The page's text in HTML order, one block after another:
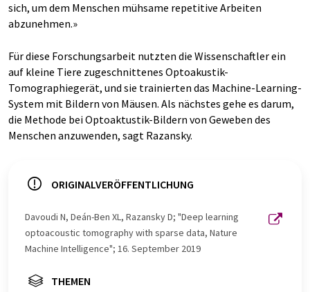
sich, um dem Menschen mühsame repetitive Arbeiten
abzunehmen.»
Für diese Forschungsarbeit nutzten die Wissenschaftler ein
auf kleine Tiere zugeschnittenes Optoakustik-
Tomographiegerät, und sie trainierten das Machine-Learning-
System mit Bildern von Mäusen. Als nächstes gehe es darum,
die Methode bei Optoaktustik-Bildern von Geweben des
Menschen anzuwenden, sagt Razansky.
ORIGINALVERÖFFENTLICHUNG
Davoudi N, Deán-Ben XL, Razansky D; "Deep learning
optoacoustic tomography with sparse data, Nature
Machine Intelligence"; 16. September 2019
THEMEN